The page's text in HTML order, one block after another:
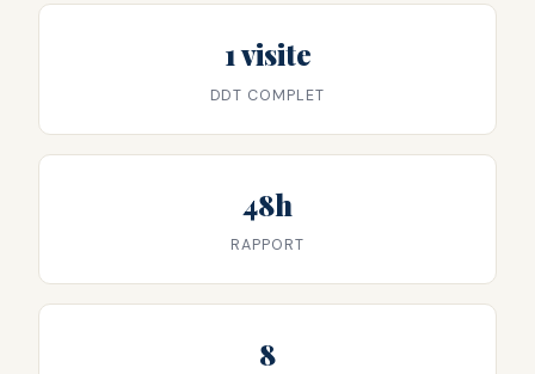
1 visite
DDT COMPLET
48h
RAPPORT
8